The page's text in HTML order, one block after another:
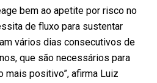
bem ao apetite por risco no
de fluxo para sustentar
vários dias consecutivos de
que são necessários para
mais positivo”, afirma Luiz